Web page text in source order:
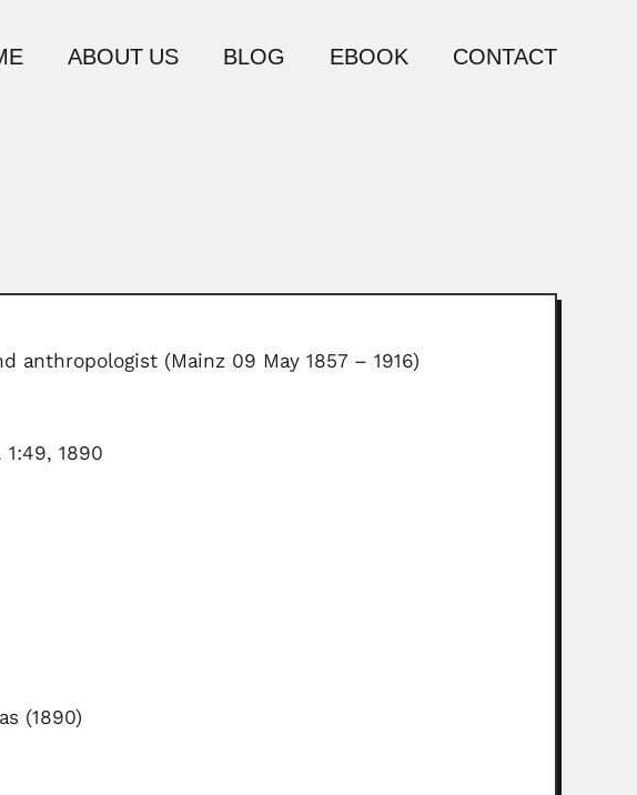
ABOUT US BLOG EBOOK CONTACT
anthropologist (Mainz 09 May 1857 – 1916)
1890
(1890)